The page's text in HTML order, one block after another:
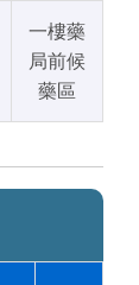
一樓藥
局前候
藥區